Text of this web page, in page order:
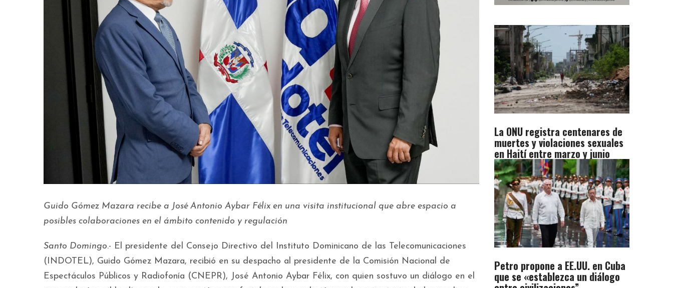
Guido Gómez Mazara recibe a José Antonio Aybar Félix en una visita institucional que abre espacio a
posibles colaboraciones en el ámbito contenido y regulación
Santo Domingo.- El presidente del Consejo Directivo del Instituto Dominicano de las Telecomunicaciones
(INDOTEL), Guido Gómez Mazara, recibió en su despacho al presidente de la Comisión Nacional de
Espectáculos Públicos y Radiofonía (CNEPR), José Antonio Aybar Félix, con quien sostuvo un diálogo en el
La ONU registra centenares de
muertes y violaciones sexuales
en Haití entre marzo y junio
Petro propone a EE.UU. en Cuba
que se «establezca un diálogo